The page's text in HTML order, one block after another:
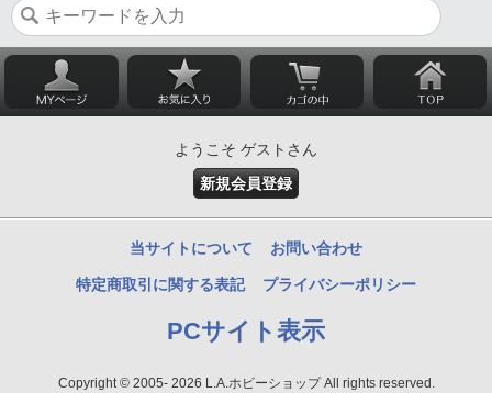
ようこそ ゲストさん
新規会員登録
当サイトについて お問い合わせ
特定商取引に関する表記 プライバシーポリシー
PCサイト表示
Copyright © 2005- 2026 L.A.ホビーショップ All rights reserved.